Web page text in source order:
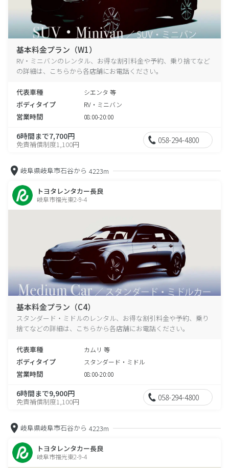
基本料金プラン（W1）
RV・ミニバンのレンタル、お得な割引料金や予約、乗り捨てなど
の詳細は、こちらから各店舗にお電話ください。
代表車種 シエンタ 等
ボディタイプ RV・ミニバン
営業時間 08:00-20:00
6時間まで7,700円
免責補償制度1,100円 058-294-4800
岐阜県岐阜市石谷から 4223m
トヨタレンタカー長良
岐阜市福光東2-9-4
基本料金プラン（C4）
スタンダード・ミドルのレンタル、お得な割引料金や予約、乗り
捨てなどの詳細は、こちらから各店舗にお電話ください。
代表車種 カムリ 等
ボディタイプ スタンダード・ミドル
営業時間 08:00-20:00
6時間まで9,900円
免責補償制度1,100円 058-294-4800
岐阜県岐阜市石谷から 4223m
トヨタレンタカー長良
岐阜市福光東2-9-4